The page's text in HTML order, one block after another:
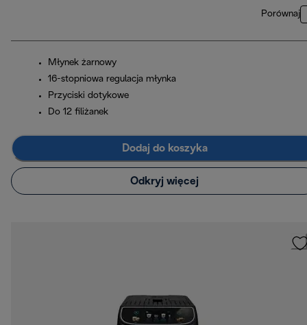
Porównaj
Młynek żarnowy
16-stopniowa regulacja młynka
Przyciski dotykowe
Do 12 filiżanek
Dodaj do koszyka
Odkryj więcej